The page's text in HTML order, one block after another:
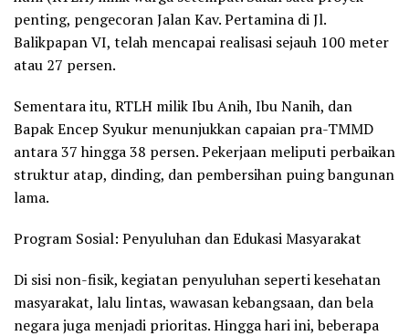
penting, pengecoran Jalan Kav. Pertamina di Jl.
Balikpapan VI, telah mencapai realisasi sejauh 100 meter
atau 27 persen.
Sementara itu, RTLH milik Ibu Anih, Ibu Nanih, dan
Bapak Encep Syukur menunjukkan capaian pra-TMMD
antara 37 hingga 38 persen. Pekerjaan meliputi perbaikan
struktur atap, dinding, dan pembersihan puing bangunan
lama.
Program Sosial: Penyuluhan dan Edukasi Masyarakat
Di sisi non-fisik, kegiatan penyuluhan seperti kesehatan
masyarakat, lalu lintas, wawasan kebangsaan, dan bela
negara juga menjadi prioritas. Hingga hari ini, beberapa